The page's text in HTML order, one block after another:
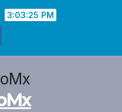
3:03:26 PM